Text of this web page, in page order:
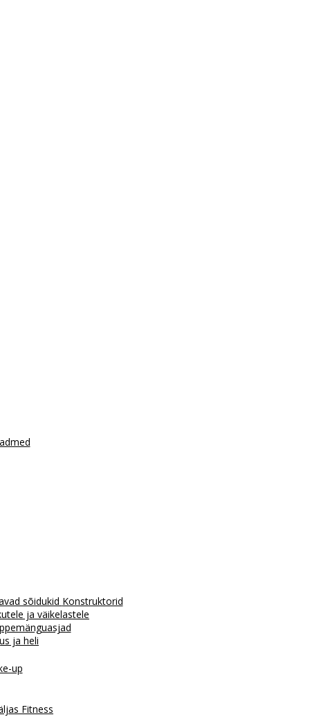
sõidukid Konstruktorid
ja väikelastele
ja heli
up
Fitness